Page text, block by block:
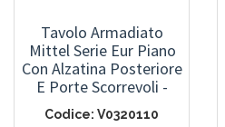
Tavolo Armadiato
Mittel Serie Eur Piano
Con Alzatina Posteriore
E Porte Scorrevoli -
Dimensioni L 100 X P 60
Codice: V0320110